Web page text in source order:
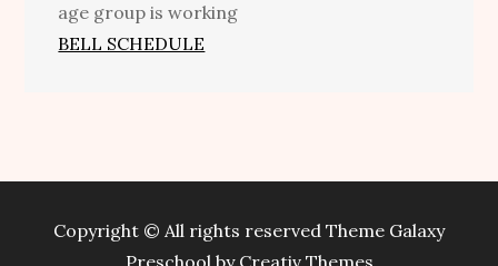
age group is working
BELL SCHEDULE
Copyright © All rights reserved Theme Galaxy
Preschool by Creativ Themes